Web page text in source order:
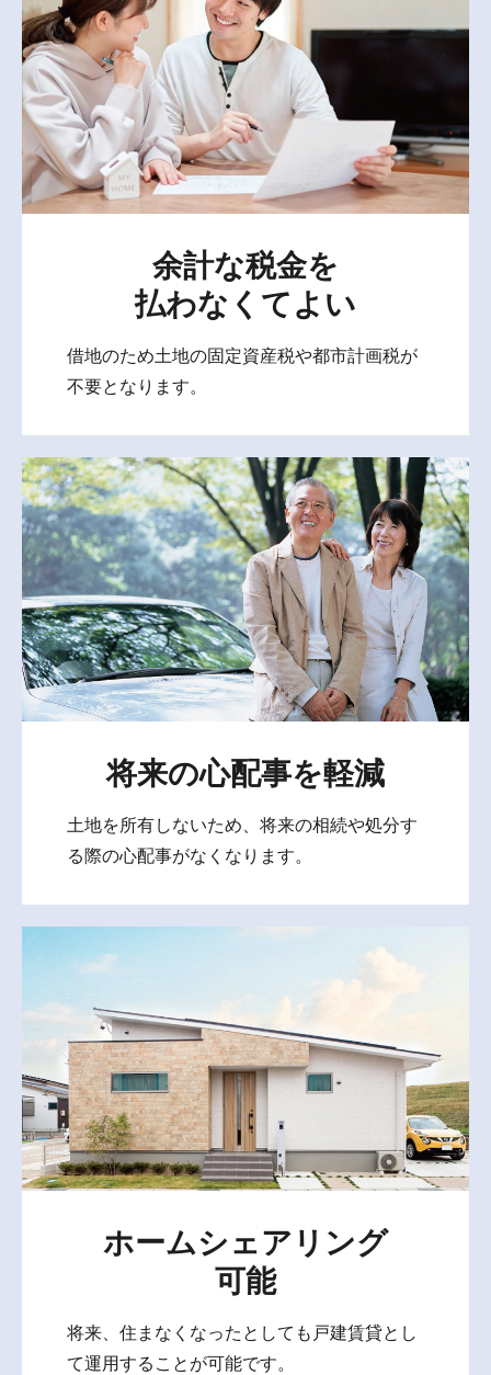
余計な税金を
払わなくてよい
借地のため土地の固定資産税や都市計画税が
不要となります。
将来の心配事を軽減
土地を所有しないため、将来の相続や処分す
る際の心配事がなくなります。
ホームシェアリング
可能
将来、住まなくなったとしても戸建賃貸とし
て運用することが可能です。